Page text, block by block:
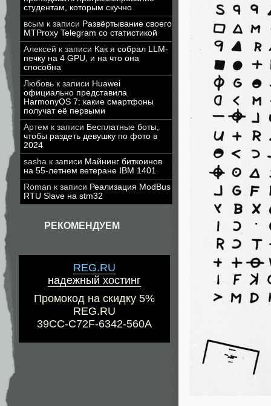
студентам, которым скучно
всым к записи Развёртывание своего
MTProxy Telegram со статистикой
Алексей к записи Как я собрал LLM-
печку на 4 GPU, и на что она
способна
Любовь к записи Huawei
официально представила
HarmonyOS 7: какие смартфоны
получат её первыми
Артем к записи Бесплатные боты,
чтобы раздеть девушку по фото в
2024
sasha к записи Майнинг биткоинов
на 55-летнем ветеране IBM 1401
Roman к записи Реализация ModBus
RTU Slave на stm32
РЕКОМЕНДУЕМ
REG.RU
надежный хостинг
Промокод на скидку 5%
REG.RU
39CC-C72F-6342-560A